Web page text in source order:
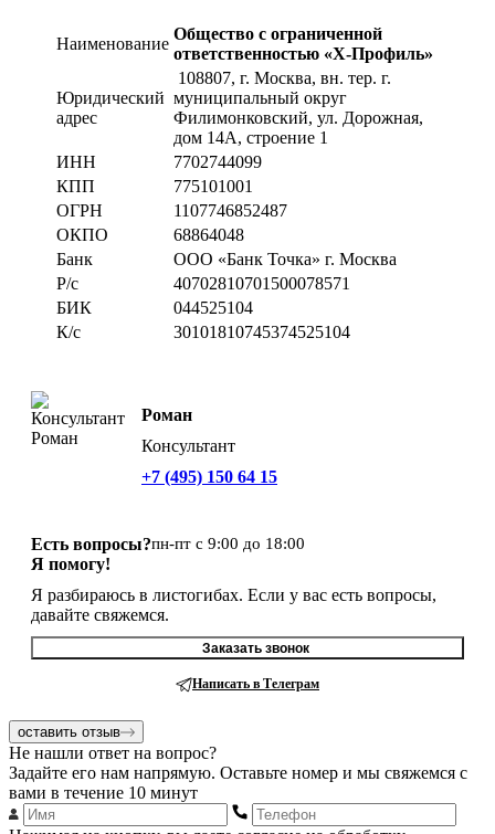
Наименование
Общество с ограниченной
ответственностью «Х-Профиль»
Юридический
адрес
108807, г. Москва, вн. тер. г.
муниципальный округ
Филимонковский, ул. Дорожная,
дом 14А, строение 1
ИНН
7702744099
КПП
775101001
ОГРН
1107746852487
ОКПО
68864048
Банк
ООО «Банк Точка» г. Москва
Р/с
40702810701500078571
БИК
044525104
К/с
30101810745374525104
Роман
Консультант
+7 (495) 150 64 15
Есть вопросы?
Я помогу!
пн-пт с 9:00 до 18:00
Я разбираюсь в листогибах. Если у вас есть вопросы,
давайте свяжемся.
Заказать звонок
Написать в Телеграм
оставить отзыв
Не нашли ответ на вопрос?
Задайте его нам напрямую. Оставьте номер и мы свяжемся с
вами в течение 10 минут